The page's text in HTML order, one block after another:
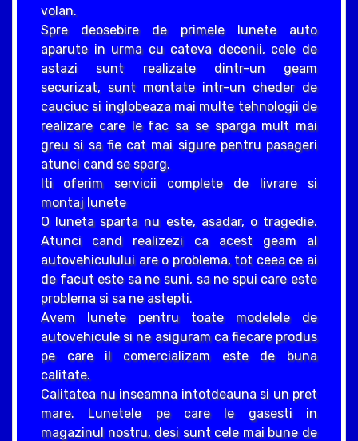
volan.
Spre deosebire de primele lunete auto
aparute in urma cu cateva decenii, cele de
astazi sunt realizate dintr-un geam
securizat, sunt montate intr-un cheder de
cauciuc si inglobeaza mai multe tehnologii de
realizare care le fac sa se sparga mult mai
greu si sa fie cat mai sigure pentru pasageri
atunci cand se sparg.
Iti oferim servicii complete de livrare si
montaj lunete
O luneta sparta nu este, asadar, o tragedie.
Atunci cand realizezi ca acest geam al
autovehiculului are o problema, tot ceea ce ai
de facut este sa ne suni, sa ne spui care este
problema si sa ne astepti.
Avem lunete pentru toate modelele de
autovehicule si ne asiguram ca fiecare produs
pe care il comercializam este de buna
calitate.
Calitatea nu inseamna intotdeauna si un pret
mare. Lunetele pe care le gasesti in
magazinul nostru, desi sunt cele mai bune de